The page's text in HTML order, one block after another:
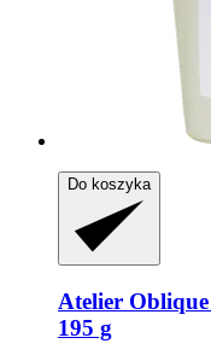
Do koszyka
Atelier Oblique
195 g